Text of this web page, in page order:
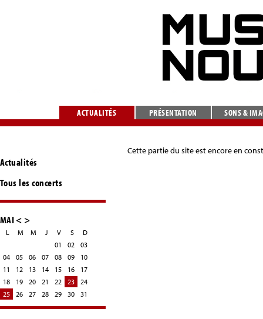
ACTUALITÉS PRÉSENTATION SONS &
Actualités
Tous les concerts
MAI< >
L M M J V S
D
01
02
03
04
05 06 07 08 09
10
11
12 13 14 15 16
17
18
19 20 21 22 23
24
25
26 27 28 29 30 31
Cette partie du site est encore en